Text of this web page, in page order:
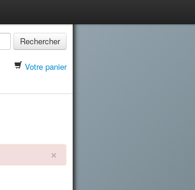
Rechercher
Votre panier
×